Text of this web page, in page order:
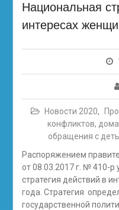
Национальная
интересах
Новости 2020,
конфликтов,
обращения с
Распоряжением
от 08.03.2017 г. № 410-
стратегия действий в
года. Стратегия
государственной